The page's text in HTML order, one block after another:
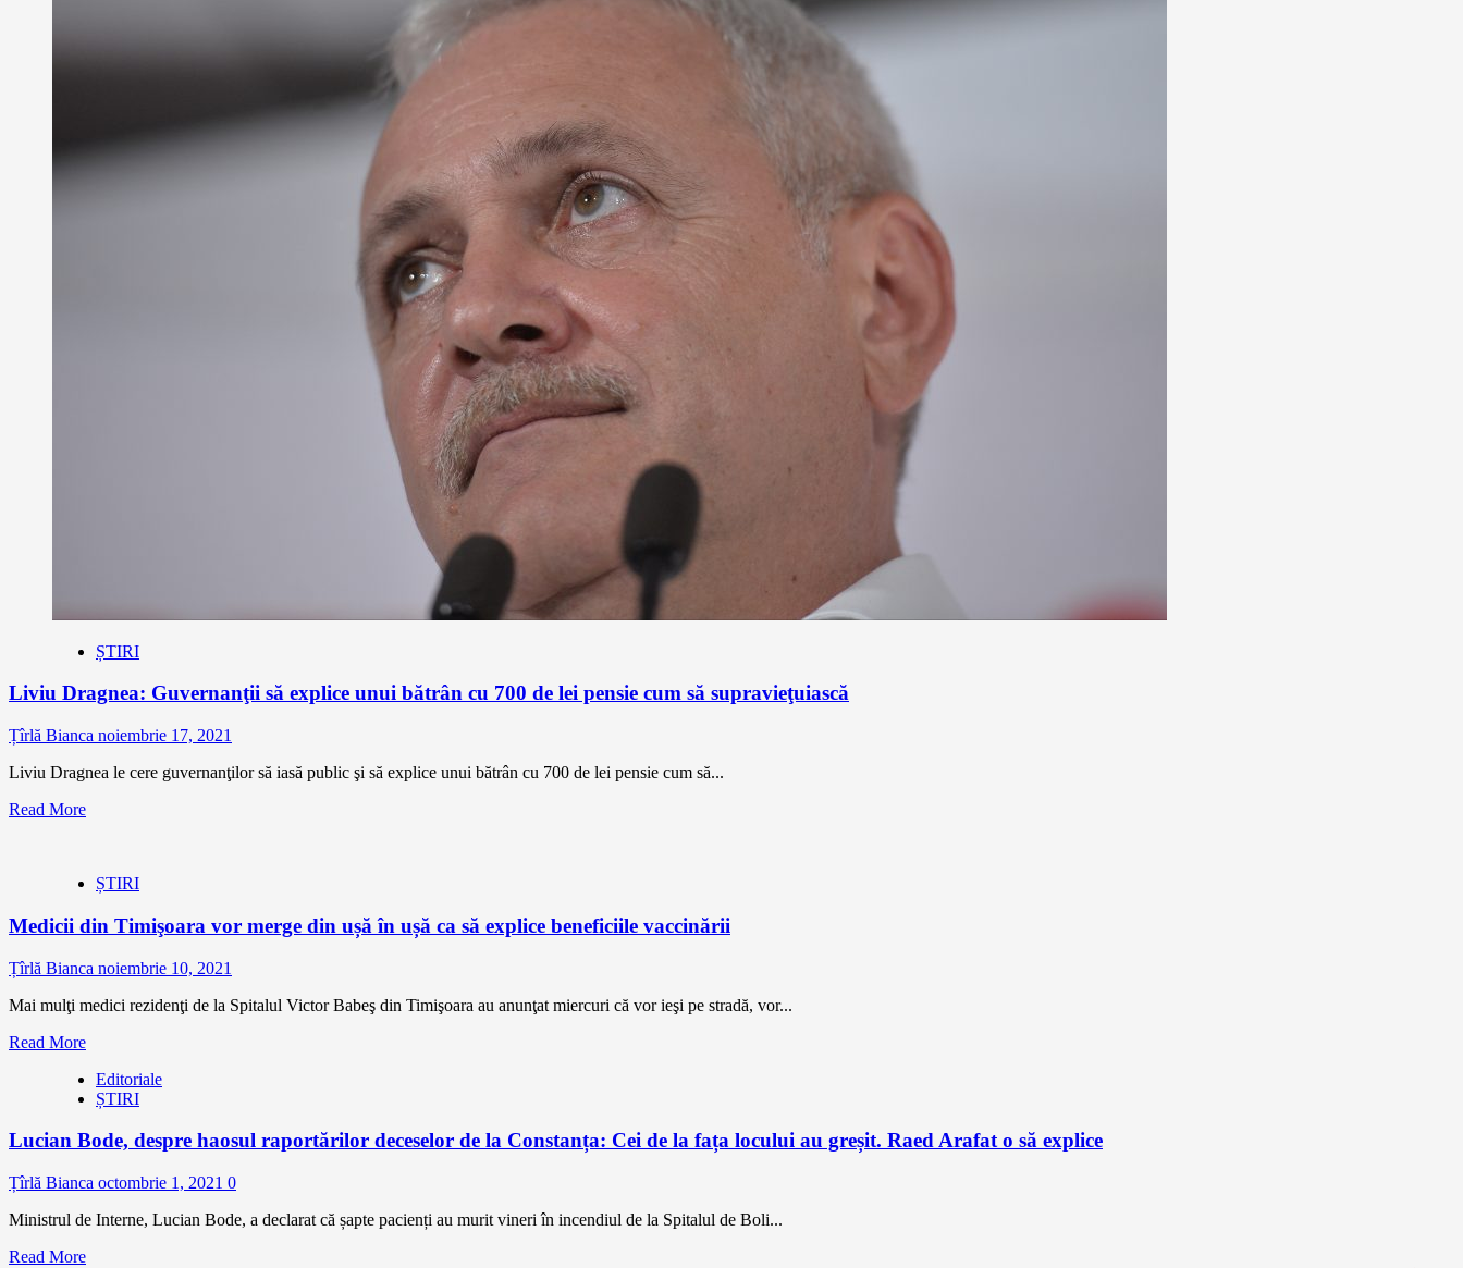
ȘTIRI
Liviu Dragnea: Guvernanţii să explice unui bătrân cu 700 de lei pensie cum să supravieţuiască
Țîrlă Bianca noiembrie 17, 2021
Liviu Dragnea le cere guvernanţilor să iasă public şi să explice unui bătrân cu 700 de lei pensie cum să...
Read More
ȘTIRI
Medicii din Timişoara vor merge din ușă în ușă ca să explice beneficiile vaccinării
Țîrlă Bianca noiembrie 10, 2021
Mai mulţi medici rezidenţi de la Spitalul Victor Babeş din Timişoara au anunţat miercuri că vor ieşi pe stradă, vor...
Read More
Editoriale
ȘTIRI
Lucian Bode, despre haosul raportărilor deceselor de la Constanța: Cei de la fața locului au greșit. Raed Arafat o să explice
Țîrlă Bianca octombrie 1, 2021 0
Ministrul de Interne, Lucian Bode, a declarat că șapte pacienți au murit vineri în incendiul de la Spitalul de Boli...
Read More